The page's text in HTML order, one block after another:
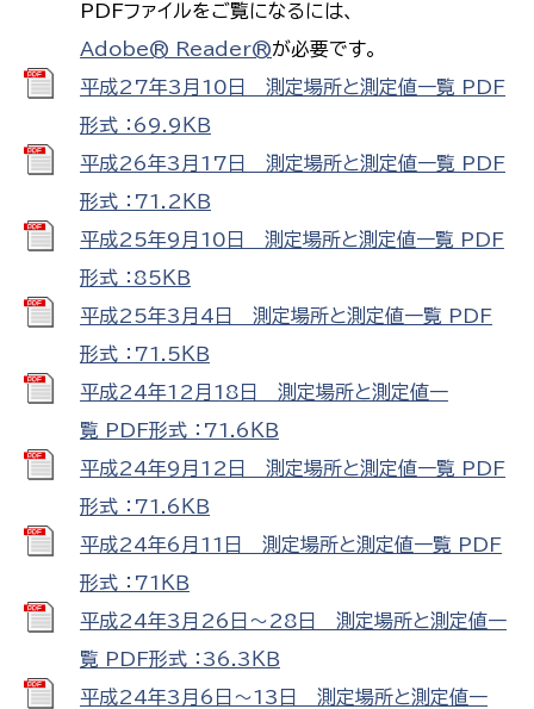
PDFファイルをご覧になるには、
Adobe® Reader®が必要です。
平成27年3月10日 測定場所と測定値一覧 PDF
形式 ：69.9ＫＢ
平成26年3月17日 測定場所と測定値一覧 PDF
形式 ：71.2ＫＢ
平成25年9月10日 測定場所と測定値一覧 PDF
形式 ：85ＫＢ
平成25年3月4日 測定場所と測定値一覧 PDF
形式 ：71.5ＫＢ
平成24年12月18日 測定場所と測定値一
覧 PDF形式 ：71.6ＫＢ
平成24年9月12日 測定場所と測定値一覧 PDF
形式 ：71.6ＫＢ
平成24年6月11日 測定場所と測定値一覧 PDF
形式 ：71ＫＢ
平成24年3月26日～28日 測定場所と測定値一
覧 PDF形式 ：36.3ＫＢ
平成24年3月6日～13日 測定場所と測定値一